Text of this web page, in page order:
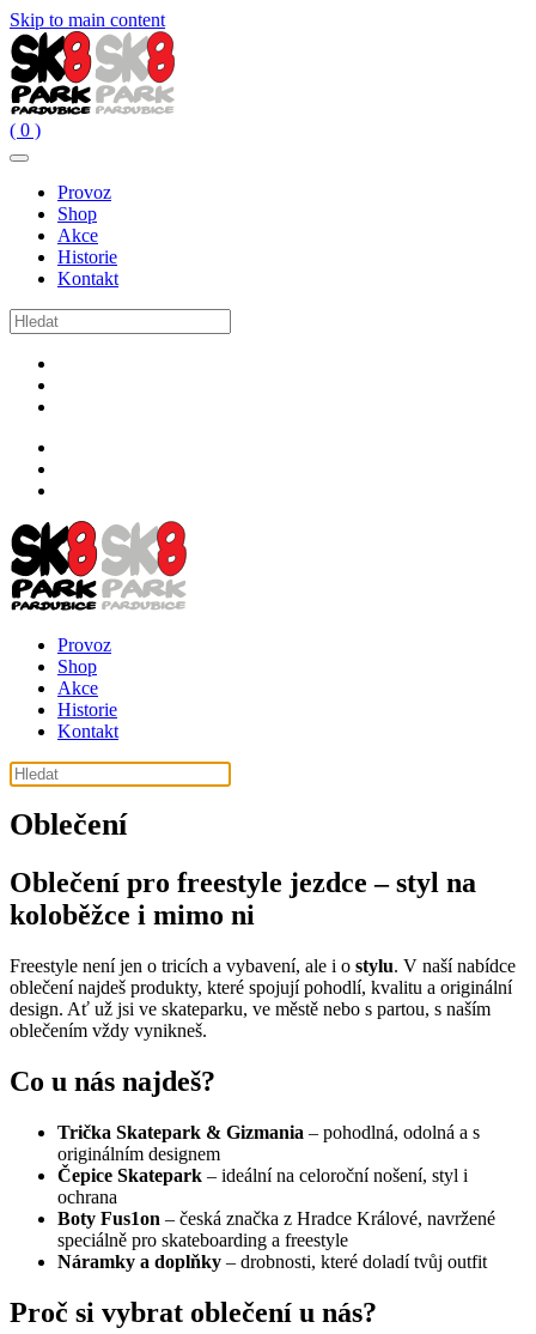
Skip to main content
( 0 )
Provoz
Shop
Akce
Historie
Kontakt
Provoz
Shop
Akce
Historie
Kontakt
Oblečení
Oblečení pro freestyle jezdce – styl na
koloběžce i mimo ni
Freestyle není jen o tricích a vybavení, ale i o stylu. V naší nabídce
oblečení najdeš produkty, které spojují pohodlí, kvalitu a originální
design. Ať už jsi ve skateparku, ve městě nebo s partou, s naším
oblečením vždy vynikneš.
Co u nás najdeš?
Trička Skatepark & Gizmania – pohodlná, odolná a s
originálním designem
Čepice Skatepark – ideální na celoroční nošení, styl i
ochrana
Boty Fus1on – česká značka z Hradce Králové, navržené
speciálně pro skateboarding a freestyle
Náramky a doplňky – drobnosti, které doladí tvůj outfit
Proč si vybrat oblečení u nás?